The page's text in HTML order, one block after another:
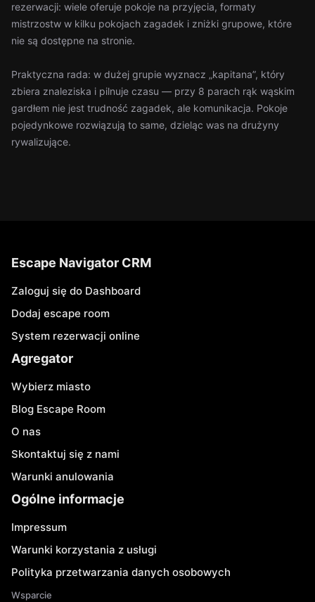
rezerwacji: wiele oferuje pokoje na przyjęcia, formaty
mistrzostw w kilku pokojach zagadek i zniżki grupowe, które
nie są dostępne na stronie.
Praktyczna rada: w dużej grupie wyznacz „kapitana”, który
zbiera znaleziska i pilnuje czasu — przy 8 parach rąk wąskim
gardłem nie jest trudność zagadek, ale komunikacja. Pokoje
pojedynkowe rozwiązują to same, dzieląc was na drużyny
rywalizujące.
Escape Navigator CRM
Zaloguj się do Dashboard
Dodaj escape room
System rezerwacji online
Agregator
Wybierz miasto
Blog Escape Room
O nas
Skontaktuj się z nami
Warunki anulowania
Ogólne informacje
Impressum
Warunki korzystania z usługi
Polityka przetwarzania danych osobowych
Wsparcie